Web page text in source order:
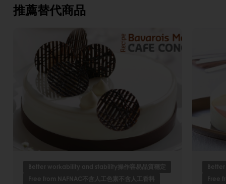
推薦替代商品
Better workability and stability操作容易品質穩定
Free from NAFNAC不含人工色素不含人工香料
Free